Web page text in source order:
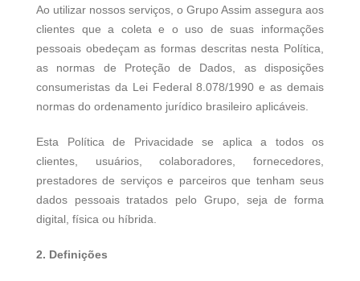
Ao utilizar nossos serviços, o Grupo Assim assegura aos
clientes que a coleta e o uso de suas informações
pessoais obedeçam as formas descritas nesta Política,
as normas de Proteção de Dados, as disposições
consumeristas da Lei Federal 8.078/1990 e as demais
normas do ordenamento jurídico brasileiro aplicáveis.
Esta Política de Privacidade se aplica a todos os
clientes, usuários, colaboradores, fornecedores,
prestadores de serviços e parceiros que tenham seus
dados pessoais tratados pelo Grupo, seja de forma
digital, física ou híbrida.
2. Definições